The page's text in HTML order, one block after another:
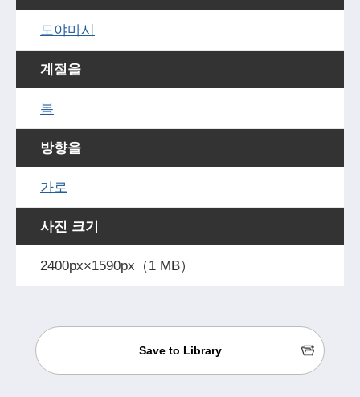
도야마시
계절을
봄
방향을
가로
사진 크기
2400px×1590px（1 MB）
Save to Library